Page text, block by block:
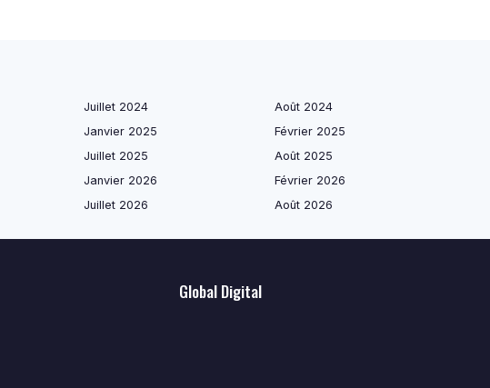
Juillet 2024
Août 2024
Janvier 2025
Février 2025
Juillet 2025
Août 2025
Janvier 2026
Février 2026
Juillet 2026 Août 2026
Global Digital